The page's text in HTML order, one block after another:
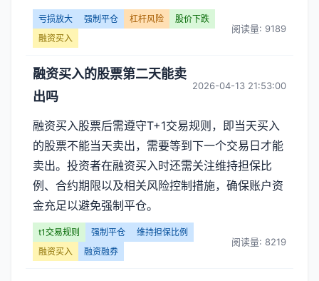
亏损放大 强制平仓 杠杆风险
股价下跌
融资买入
阅读量: 9189
融资买入的股票第二天能卖
出吗
2026-04-13 21:53:00
融资买入股票后需遵守T+1交易规则，即当天买入
的股票不能当天卖出，需要等到下一个交易日才能
卖出。投资者在融资买入时还需关注维持担保比
例、合约期限以及相关风险控制措施，确保账户资
金充足以避免强制平仓。
t1交易规则 强制平仓
维持担保比例
融资买入
融资融券
阅读量: 8219